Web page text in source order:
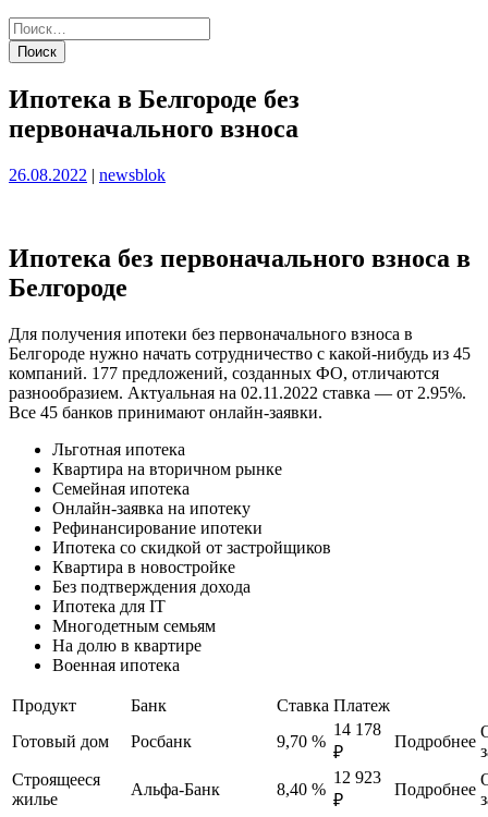
Ипотека в Белгороде без
первоначального взноса
Опубликовано
26.08.2022 | Опубликовано
newsblok
Ипотека без первоначального взноса в
Белгороде
Для получения ипотеки без первоначального взноса в
Белгороде нужно начать сотрудничество с какой-нибудь из 45
компаний. 177 предложений, созданных ФО, отличаются
разнообразием. Актуальная на 02.11.2022 ставка — от 2.95%.
Все 45 банков принимают онлайн-заявки.
Льготная ипотека
Квартира на вторичном рынке
Семейная ипотека
Онлайн-заявка на ипотеку
Рефинансирование ипотеки
Ипотека со скидкой от застройщиков
Квартира в новостройке
Без подтверждения дохода
Ипотека для IT
Многодетным семьям
На долю в квартире
Военная ипотека
Продукт Банк Ставка Платеж
Готовый дом
Росбанк 9,70 %
14 178
₽
Подробнее
Строящееся
жилье
Альфа-Банк 8,40 %
12 923
₽
Подробнее